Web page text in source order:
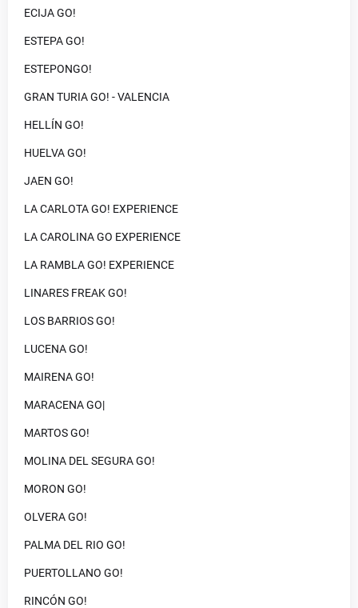
ECIJA GO!
ESTEPA GO!
ESTEPONGO!
GRAN TURIA GO! - VALENCIA
HELLÍN GO!
HUELVA GO!
JAEN GO!
LA CARLOTA GO! EXPERIENCE
LA CAROLINA GO EXPERIENCE
LA RAMBLA GO! EXPERIENCE
LINARES FREAK GO!
LOS BARRIOS GO!
LUCENA GO!
MAIRENA GO!
MARACENA GO|
MARTOS GO!
MOLINA DEL SEGURA GO!
MORON GO!
OLVERA GO!
PALMA DEL RIO GO!
PUERTOLLANO GO!
RINCÓN GO!